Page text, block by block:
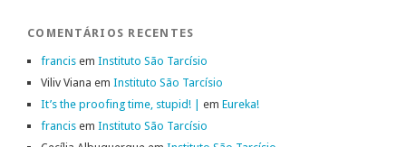
COMENTÁRIOS RECENTES
francis em Instituto São Tarcísio
Viliv Viana em Instituto São Tarcísio
It’s the proofing time, stupid! | em Eureka!
francis em Instituto São Tarcísio